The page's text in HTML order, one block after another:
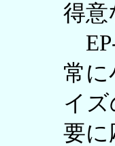
得意
常に
イ
要に